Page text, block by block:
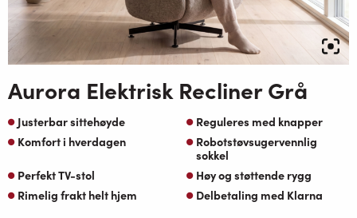
Aurora Elektrisk Recliner Grå
Justerbar sittehøyde
Reguleres med knapper
Komfort i hverdagen
Robotstøvsugervennlig
sokkel
Perfekt TV-stol
Høy og støttende rygg
Rimelig frakt helt hjem
Delbetaling med Klarna